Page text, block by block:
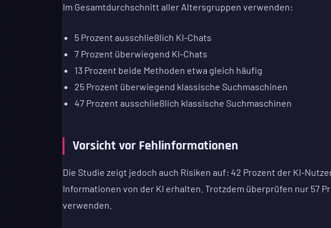
Im Gesamtdurchschnitt aller Altersgruppen verwenden:
5 Prozent ausschließlich KI-Chats
7 Prozent überwiegend KI-Chats
13 Prozent beide Methoden etwa gleich häufig
25 Prozent überwiegend klassische Suchmaschinen
47 Prozent ausschließlich klassische Suchmaschinen
Vorsicht vor Fehlinformationen
Die Studie zeigt jedoch auch Risiken auf: 42 Prozent der KI-
Informationen von der KI erhalten. Trotzdem überprüfen nur 57
verwenden.